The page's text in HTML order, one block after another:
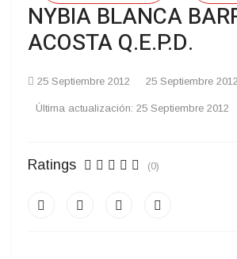
NYBIA BLANCA
ACOSTA Q.E.P.D.
25 Septiembre 2012 25 Septiembre 2012
Última actualización: 25 Septiembre 2012
Ratings (0)